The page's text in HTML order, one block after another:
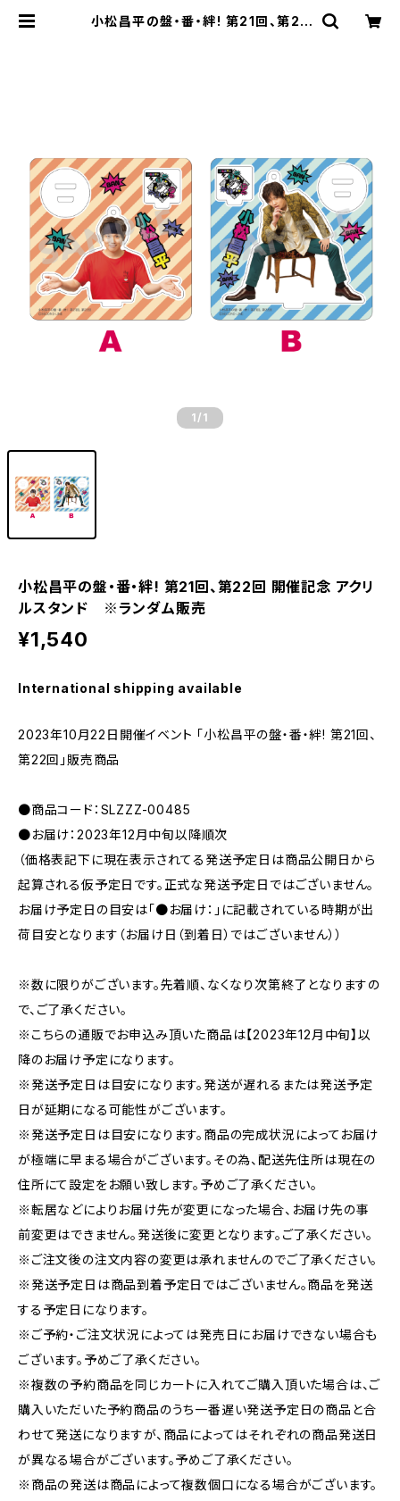
小松昌平の盤・番・絆! 第21回、第22
1 /1
小松昌平の盤・番・絆! 第21回、第22回 開催記念 アクリ
ルスタンド ※ランダム販売
¥1,540
International shipping available
2023年10月22日開催イベント 「小松昌平の盤・番・絆! 第21回、
第22回」販売商品
●商品コード：SLZZZ-00485
●お届け：2023年12月中旬以降順次
（価格表記下に現在表示されてる発送予定日は商品公開日から
起算される仮予定日です。正式な発送予定日ではございません。
お届け予定日の目安は「●お届け：」に記載されている時期が出
荷目安となります（お届け日（到着日）ではございません））
※数に限りがございます。先着順、なくなり次第終了となりますの
で、ご了承ください。
※こちらの通販でお申込み頂いた商品は【2023年12月中旬】以
降のお届け予定になります。
※発送予定日は目安になります。発送が遅れるまたは発送予定
日が延期になる可能性がございます。
※発送予定日は目安になります。商品の完成状況によってお届け
が極端に早まる場合がございます。その為、配送先住所は現在の
住所にて設定をお願い致します。予めご了承ください。
※転居などによりお届け先が変更になった場合、お届け先の事
前変更はできません。発送後に変更となります。ご了承ください。
※ご注文後の注文内容の変更は承れませんのでご了承ください。
※発送予定日は商品到着予定日ではございません。商品を発送
する予定日になります。
※ご予約・ご注文状況によっては発売日にお届けできない場合も
ございます。予めご了承ください。
※複数の予約商品を同じカートに入れてご購入頂いた場合は、ご
購入いただいた予約商品のうち一番遅い発送予定日の商品と合
わせて発送になりますが、商品によってはそれぞれの商品発送日
が異なる場合がございます。予めご了承ください。
※商品の発送は商品によって複数個口になる場合がございます。